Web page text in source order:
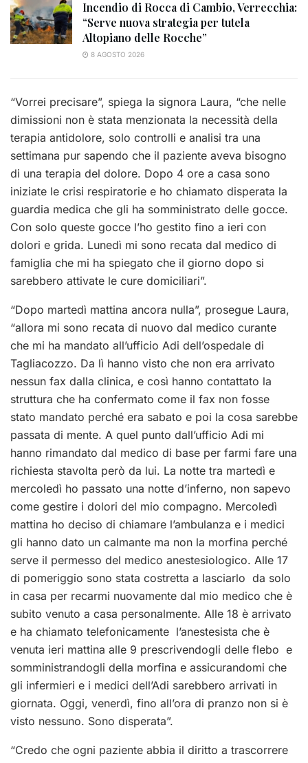
Incendio di Rocca di Cambio, Verrecchia:
“Serve nuova strategia per tutela
Altopiano delle Rocche”
8 AGOSTO 2026
“Vorrei precisare”, spiega la signora Laura, “che nelle
dimissioni non è stata menzionata la necessità della
terapia antidolore, solo controlli e analisi tra una
settimana pur sapendo che il paziente aveva bisogno
di una terapia del dolore. Dopo 4 ore a casa sono
iniziate le crisi respiratorie e ho chiamato disperata la
guardia medica che gli ha somministrato delle gocce.
Con solo queste gocce l’ho gestito fino a ieri con
dolori e grida. Lunedì mi sono recata dal medico di
famiglia che mi ha spiegato che il giorno dopo si
sarebbero attivate le cure domiciliari”.
“Dopo martedì mattina ancora nulla”, prosegue Laura,
“allora mi sono recata di nuovo dal medico curante
che mi ha mandato all’ufficio Adi dell’ospedale di
Tagliacozzo. Da lì hanno visto che non era arrivato
nessun fax dalla clinica, e così hanno contattato la
struttura che ha confermato come il fax non fosse
stato mandato perché era sabato e poi la cosa sarebbe
passata di mente. A quel punto dall’ufficio Adi mi
hanno rimandato dal medico di base per farmi fare una
richiesta stavolta però da lui. La notte tra martedì e
mercoledì ho passato una notte d’inferno, non sapevo
come gestire i dolori del mio compagno. Mercoledì
mattina ho deciso di chiamare l’ambulanza e i medici
gli hanno dato un calmante ma non la morfina perché
serve il permesso del medico anestesiologico. Alle 17
di pomeriggio sono stata costretta a lasciarlo da solo
in casa per recarmi nuovamente dal mio medico che è
subito venuto a casa personalmente. Alle 18 è arrivato
e ha chiamato telefonicamente l’anestesista che è
venuta ieri mattina alle 9 prescrivendogli delle flebo e
somministrandogli della morfina e assicurandomi che
gli infermieri e i medici dell’Adi sarebbero arrivati in
giornata. Oggi, venerdì, fino all’ora di pranzo non si è
visto nessuno. Sono disperata”.
“Credo che ogni paziente abbia il diritto a trascorrere